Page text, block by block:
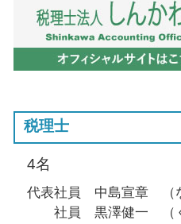
税理士
4名
代表社員 中島宣章 （
社員 黒澤健一 （く